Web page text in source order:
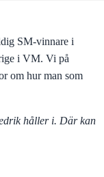
SM-vinnare i
i VM. Vi på
om hur man som
håller i. Där kan